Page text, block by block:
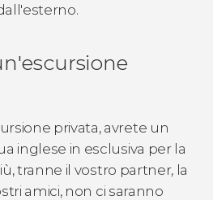
privata, avrete un
inglese in esclusiva per la
tranne il vostro partner, la
amici, non ci saranno